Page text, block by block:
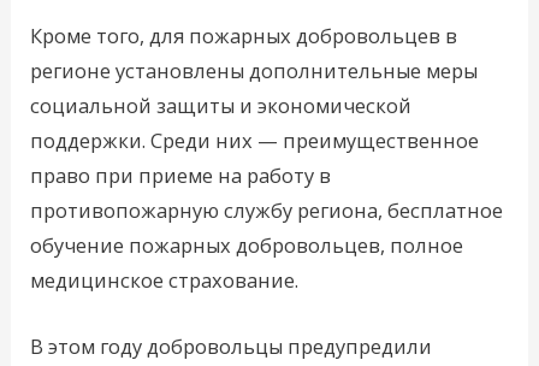
Кроме того, для пожарных добровольцев в
регионе установлены дополнительные меры
социальной защиты и экономической
поддержки. Среди них — преимущественное
право при приеме на работу в
противопожарную службу региона, бесплатное
обучение пожарных добровольцев, полное
медицинское страхование.
В этом году добровольцы предупредили